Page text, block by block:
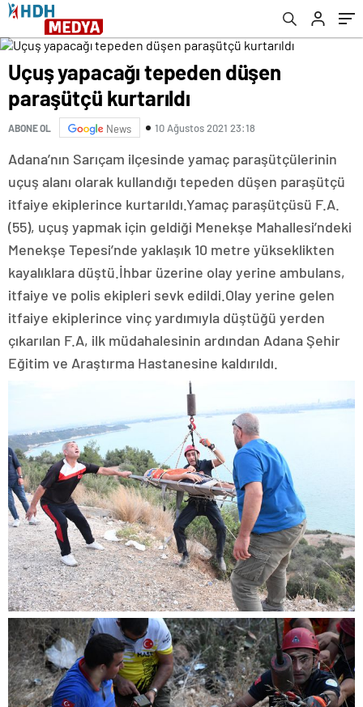
Uçuş yapacağı tepeden düşen
paraşütçü kurtarıldı
ABONE OL News 10 Ağustos 2021 23:18
Adana’nın Sarıçam ilçesinde yamaç paraşütçülerinin
uçuş alanı olarak kullandığı tepeden düşen paraşütçü
itfaiye ekiplerince kurtarıldı.Yamaç paraşütçüsü F.A.
(55), uçuş yapmak için geldiği Menekşe Mahallesi’ndeki
Menekşe Tepesi’nde yaklaşık 10 metre yükseklikten
kayalıklara düştü.İhbar üzerine olay yerine ambulans,
itfaiye ve polis ekipleri sevk edildi.Olay yerine gelen
itfaiye ekiplerince vinç yardımıyla düştüğü yerden
çıkarılan F.A, ilk müdahalesinin ardından Adana Şehir
Eğitim ve Araştırma Hastanesine kaldırıldı.